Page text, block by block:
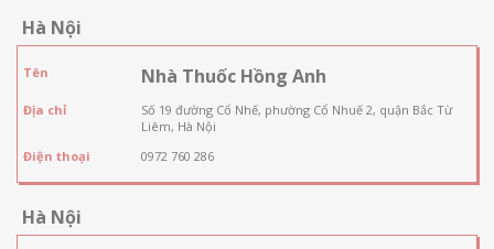
Hà Nội
Tên Nhà Thuốc Hồng Anh
Địa chỉ
Số 19 đường Cổ Nhế, phường Cổ Nhuế 2, quận Bắc Từ
Liêm, Hà Nội
Điện thoại
0972 760 286
Hà Nội